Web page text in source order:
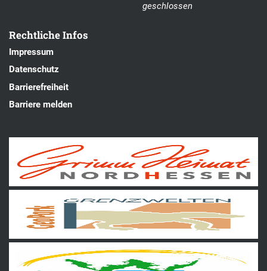
geschlossen
Rechtliche Infos
Impressum
Datenschutz
Barrierefreiheit
Barriere melden